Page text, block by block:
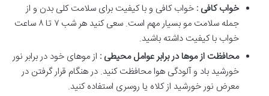
خواب کافی : خواب کافی و با کیفیت برای سلامت کلی بدن و از
جمله سلامت مو بسیار مهم است. سعی کنید هر شب ۷ تا ۸ ساعت
خواب با کیفیت داشته باشید.
محافظت از موها در برابر عوامل محیطی : از موهای خود در برابر نور
خورشید باد و آلودگی هوا محافظت کنید. در هنگام قرار گرفتن در
معرض نور خورشید از کلاه یا روسری استفاده کنید.